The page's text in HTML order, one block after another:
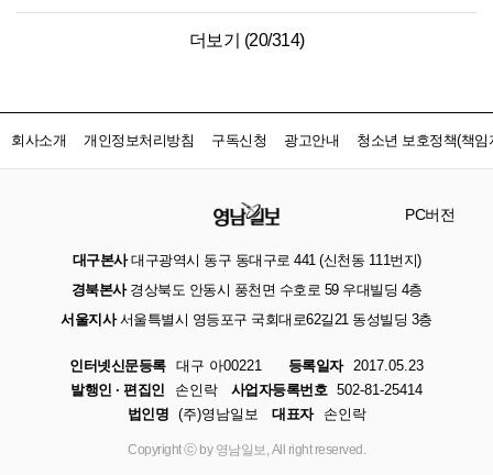
더보기 (20/314)
회사소개 개인정보처리방침 구독신청 광고안내 청소년 보호정책(책임
PC버전
대구본사대구광역시 동구 동대구로 441 (신천동 111번지)
경북본사경상북도 안동시 풍천면 수호로 59 우대빌딩 4층
서울지사서울특별시 영등포구 국회대로62길21 동성빌딩 3층
인터넷신문등록 대구 아00221 등록일자
2017.05.23
발행인 · 편집인
손인락 사업자등록번호 502-81-25414
법인명 (주)영남일보 대표자 손인락
Copyright ⓒ by 영남일보, All right reserved.